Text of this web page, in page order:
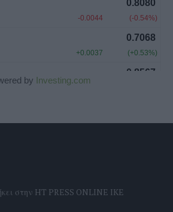
by Investing.com
στην HT PRESS ONLINE IKE